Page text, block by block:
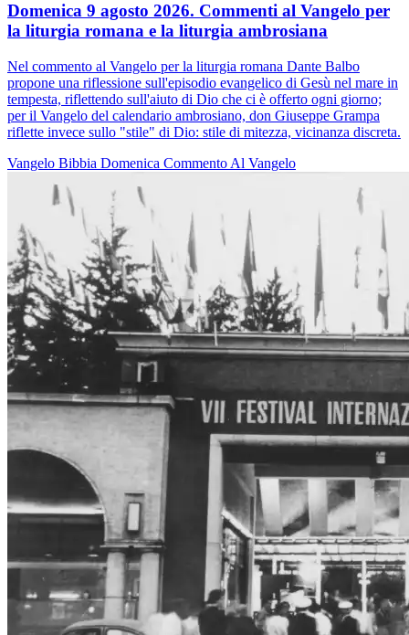
Domenica 9 agosto 2026. Commenti al Vangelo per
la liturgia romana e la liturgia ambrosiana
Nel commento al Vangelo per la liturgia romana Dante Balbo
propone una riflessione sull'episodio evangelico di Gesù nel mare in
tempesta, riflettendo sull'aiuto di Dio che ci è offerto ogni giorno;
per il Vangelo del calendario ambrosiano, don Giuseppe Grampa
riflette invece sullo "stile" di Dio: stile di mitezza, vicinanza discreta.
Vangelo Bibbia Domenica Commento Al Vangelo